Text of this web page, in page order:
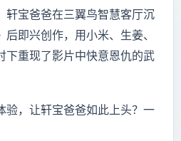
轩宝爸爸在三翼鸟智慧客厅沉
即兴创作，用小米、生姜、
下重现了影片中快意恩仇的武
验，让轩宝爸爸如此上头？一